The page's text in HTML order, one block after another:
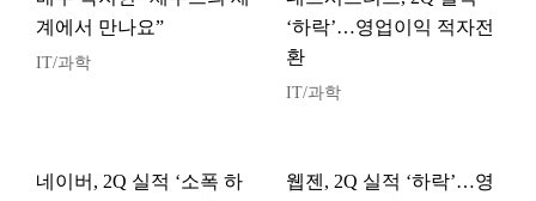
계에서 만나요”
IT/과학
‘하락’…영업이익 적자전
환
IT/과학
네이버, 2Q 실적 ‘소폭 하
웹젠, 2Q 실적 ‘하락’…영